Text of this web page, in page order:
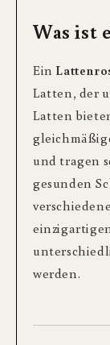
Was ist
Ein
Latten, der
Latten
und tragen
gesunden
werden.